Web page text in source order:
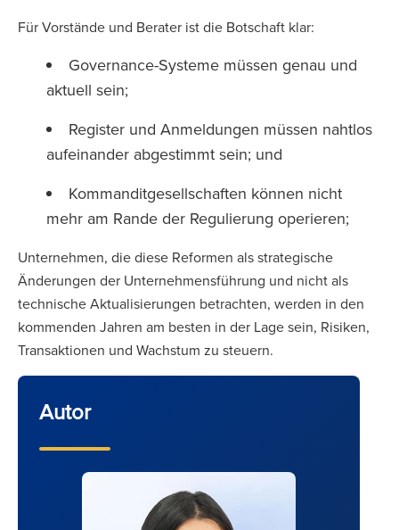
Für Vorstände und Berater ist die Botschaft klar:
Governance-Systeme müssen genau und
aktuell sein;
Register und Anmeldungen müssen nahtlos
aufeinander abgestimmt sein; und
Kommanditgesellschaften können nicht
mehr am Rande der Regulierung operieren;
Unternehmen, die diese Reformen als strategische
Änderungen der Unternehmensführung und nicht als
technische Aktualisierungen betrachten, werden in den
kommenden Jahren am besten in der Lage sein, Risiken,
Transaktionen und Wachstum zu steuern.
Autor